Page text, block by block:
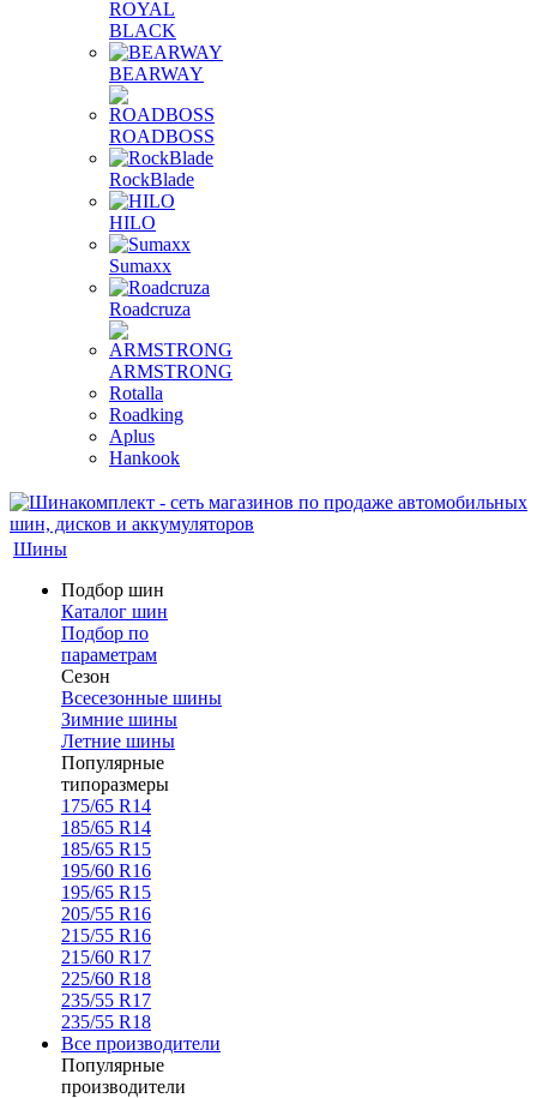
ROYAL
BLACK
BEARWAY
ROADBOSS
RockBlade
HILO
Sumaxx
Roadcruza
ARMSTRONG
Rotalla
Roadking
Aplus
Hankook
Шины
Подбор шин
Каталог шин
Подбор по
параметрам
Сезон
Всесезонные шины
Зимние шины
Летние шины
Популярные
типоразмеры
175/65 R14
185/65 R14
185/65 R15
195/60 R16
195/65 R15
205/55 R16
215/55 R16
215/60 R17
225/60 R18
235/55 R17
235/55 R18
Все производители
Популярные
производители